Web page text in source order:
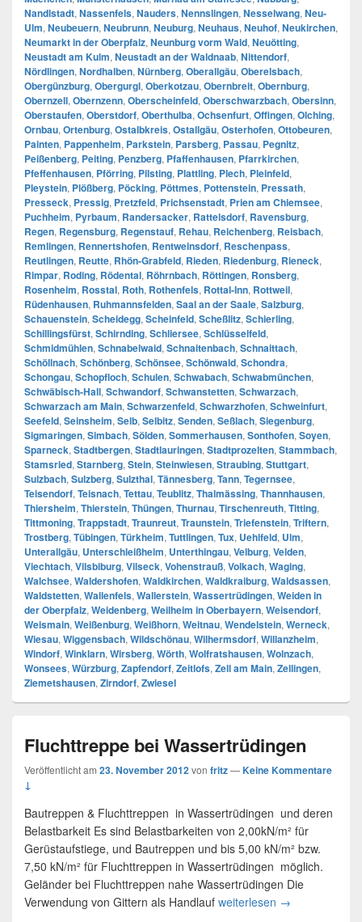
Nandlstadt, Nassenfels, Nauders, Nennslingen, Nesselwang, Neu-
Ulm, Neubeuern, Neubrunn, Neuburg, Neuhaus, Neuhof, Neukirchen,
Neumarkt in der Oberpfalz, Neunburg vorm Wald, Neuötting,
Neustadt am Kulm, Neustadt an der Waldnaab, Nittendorf,
Nördlingen, Nordhalben, Nürnberg, Oberallgäu, Oberelsbach,
Obergünzburg, Obergurgl, Oberkotzau, Obernbreit, Obernburg,
Obernzell, Obernzenn, Oberscheinfeld, Oberschwarzbach, Obersinn,
Oberstaufen, Oberstdorf, Oberthulba, Ochsenfurt, Offingen, Olching,
Ornbau, Ortenburg, Ostalbkreis, Ostallgäu, Osterhofen, Ottobeuren,
Painten, Pappenheim, Parkstein, Parsberg, Passau, Pegnitz,
Peißenberg, Peiting, Penzberg, Pfaffenhausen, Pfarrkirchen,
Pfeffenhausen, Pförring, Pilsting, Plattling, Plech, Pleinfeld,
Pleystein, Plößberg, Pöcking, Pöttmes, Pottenstein, Pressath,
Presseck, Pressig, Pretzfeld, Prichsenstadt, Prien am Chiemsee,
Puchheim, Pyrbaum, Randersacker, Rattelsdorf, Ravensburg,
Regen, Regensburg, Regenstauf, Rehau, Reichenberg, Reisbach,
Remlingen, Rennertshofen, Rentweinsdorf, Reschenpass,
Reutlingen, Reutte, Rhön-Grabfeld, Rieden, Riedenburg, Rieneck,
Rimpar, Roding, Rödental, Röhrnbach, Röttingen, Ronsberg,
Rosenheim, Rosstal, Roth, Rothenfels, Rottal-Inn, Rottweil,
Rüdenhausen, Ruhmannsfelden, Saal an der Saale, Salzburg,
Schauenstein, Scheidegg, Scheinfeld, Scheßlitz, Schierling,
Schillingsfürst, Schirnding, Schliersee, Schlüsselfeld,
Schmidmühlen, Schnabelwaid, Schnaitenbach, Schnaittach,
Schöllnach, Schönberg, Schönsee, Schönwald, Schondra,
Schongau, Schopfloch, Schulen, Schwabach, Schwabmünchen,
Schwäbisch-Hall, Schwandorf, Schwanstetten, Schwarzach,
Schwarzach am Main, Schwarzenfeld, Schwarzhofen, Schweinfurt,
Seefeld, Seinsheim, Selb, Selbitz, Senden, Seßlach, Siegenburg,
Sigmaringen, Simbach, Sölden, Sommerhausen, Sonthofen, Soyen,
Sparneck, Stadtbergen, Stadtlauringen, Stadtprozelten, Stammbach,
Stamsried, Starnberg, Stein, Steinwiesen, Straubing, Stuttgart,
Sulzbach, Sulzberg, Sulzthal, Tännesberg, Tann, Tegernsee,
Teisendorf, Teisnach, Tettau, Teublitz, Thalmässing, Thannhausen,
Thiersheim, Thierstein, Thüngen, Thurnau, Tirschenreuth, Titting,
Tittmoning, Trappstadt, Traunreut, Traunstein, Triefenstein, Triftern,
Trostberg, Tübingen, Türkheim, Tuttlingen, Tux, Uehlfeld, Ulm,
Unterallgäu, Unterschleißheim, Unterthingau, Velburg, Velden,
Viechtach, Vilsbiburg, Vilseck, Vohenstrauß, Volkach, Waging,
Walchsee, Waldershofen, Waldkirchen, Waldkraiburg, Waldsassen,
Waldstetten, Wallenfels, Wallerstein, Wassertrüdingen, Weiden in
der Oberpfalz, Weidenberg, Weilheim in Oberbayern, Weisendorf,
Weismain, Weißenburg, Weißhorn, Weitnau, Wendelstein, Werneck,
Wiesau, Wiggensbach, Wildschönau, Wilhermsdorf, Willanzheim,
Windorf, Winklarn, Wirsberg, Wörth, Wolfratshausen, Wolnzach,
Wonsees, Würzburg, Zapfendorf, Zeitlofs, Zell am Main, Zellingen,
Ziemetshausen, Zirndorf, Zwiesel
Fluchttreppe bei Wassertrüdingen
Veröffentlicht am 23. November 2012von fritz—Keine Kommentare
↓
Bautreppen & Fluchttreppen in Wassertrüdingen und deren
Belastbarkeit Es sind Belastbarkeiten von 2,00kN/m² für
Gerüstaufstiege, und Bautreppen und bis 5,00 kN/m² bzw.
7,50 kN/m² für Fluchttreppen in Wassertrüdingen möglich.
Geländer bei Fluchttreppen nahe Wassertrüdingen Die
Verwendung von Gittern als Handlauf weiterlesen Fluchttreppe
→